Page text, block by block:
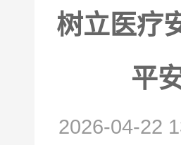
树立医疗
平
2026-04-22